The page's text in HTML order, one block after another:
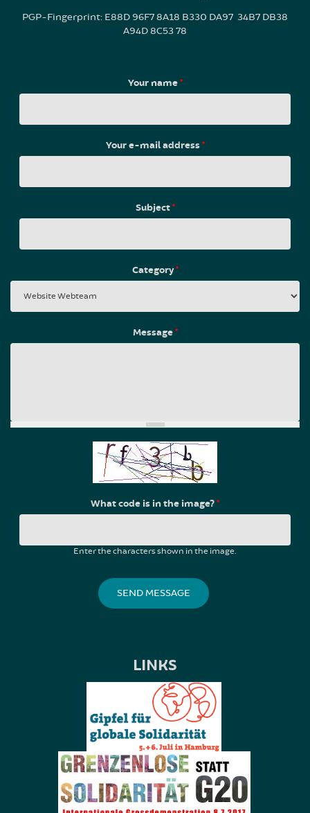
PGP-Fingerprint: E88D 96F7 8A18 B330 DA97 34B7 DB38
A94D 8C53 78
Your name*
Your e-mail address*
Subject*
Category*
Message*
What code is in the image?*
Enter the characters shown in the image.
LINKS